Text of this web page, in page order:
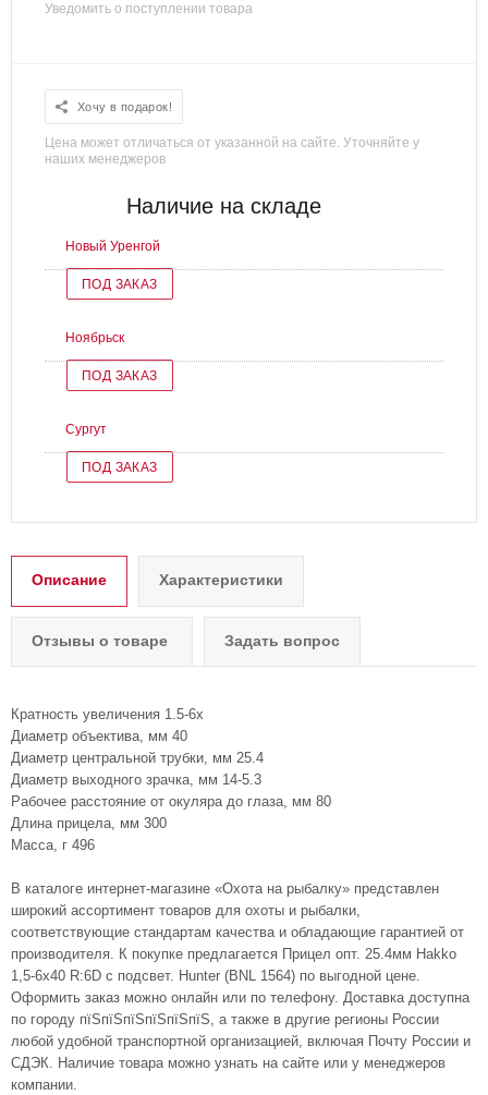
Уведомить о поступлении товара
Хочу в подарок!
Цена может отличаться от указанной на сайте. Уточняйте у
наших менеджеров
Наличие на складе
Новый Уренгой
ПОД ЗАКАЗ
Ноябрьск
ПОД ЗАКАЗ
Сургут
ПОД ЗАКАЗ
Описание Характеристики
Отзывы о товаре Задать вопрос
Кратность увеличения 1.5-6x
Диаметр объектива, мм 40
Диаметр центральной трубки, мм 25.4
Диаметр выходного зрачка, мм 14-5.3
Рабочее расстояние от окуляра до глаза, мм 80
Длина прицела, мм 300
Масса, г 496
В каталоге интернет-магазине «Охота на рыбалку» представлен
широкий ассортимент товаров для охоты и рыбалки,
соответствующие стандартам качества и обладающие гарантией от
производителя. К покупке предлагается Прицел опт. 25.4мм Hakko
1,5-6x40 R:6D с подсвет. Hunter (BNL 1564) по выгодной цене.
Оформить заказ можно онлайн или по телефону. Доставка доступна
по городу пїЅпїЅпїЅпїЅпїЅпїЅ, а также в другие регионы России
любой удобной транспортной организацией, включая Почту России и
СДЭК. Наличие товара можно узнать на сайте или у менеджеров
компании.